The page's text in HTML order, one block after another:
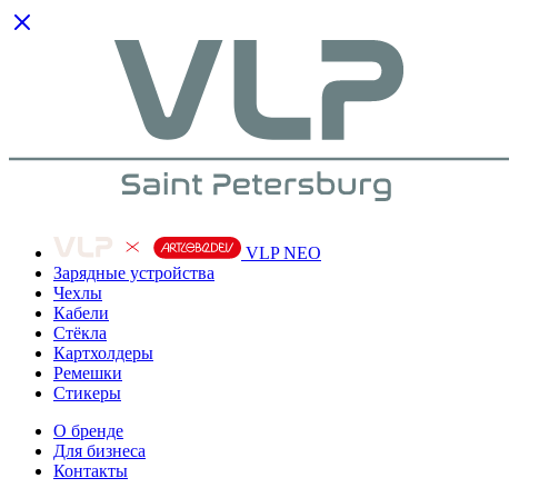
VLP NEO
Зарядные устройства
Чехлы
Кабели
Cтёкла
Картхолдеры
Ремешки
Стикеры
О бренде
Для бизнеса
Контакты